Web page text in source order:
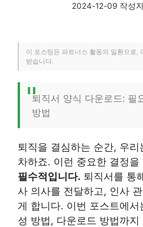
2024-12-09 작성
이 포스팅은 파트너스 활동의 일환으로,
받습니다.
퇴직서 양식 다운로드: 필
방법
퇴직을 결심하는 순간, 우
차하죠. 이런 중요한 결정을
필수적입니다. 퇴직서를 통
사 의사를 전달하고, 인사
게 합니다. 이번 포스트에
성 방법, 다운로드 방법까지